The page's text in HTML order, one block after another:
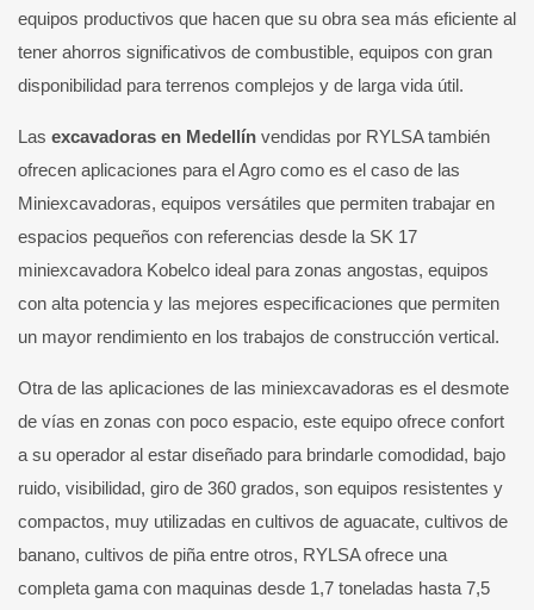
equipos productivos que hacen que su obra sea más eficiente al
tener ahorros significativos de combustible, equipos con gran
disponibilidad para terrenos complejos y de larga vida útil.
Las excavadoras en Medellín vendidas por RYLSA también
ofrecen aplicaciones para el Agro como es el caso de las
Miniexcavadoras, equipos versátiles que permiten trabajar en
espacios pequeños con referencias desde la SK 17
miniexcavadora Kobelco ideal para zonas angostas, equipos
con alta potencia y las mejores especificaciones que permiten
un mayor rendimiento en los trabajos de construcción vertical.
Otra de las aplicaciones de las miniexcavadoras es el desmote
de vías en zonas con poco espacio, este equipo ofrece confort
a su operador al estar diseñado para brindarle comodidad, bajo
ruido, visibilidad, giro de 360 grados, son equipos resistentes y
compactos, muy utilizadas en cultivos de aguacate, cultivos de
banano, cultivos de piña entre otros, RYLSA ofrece una
completa gama con maquinas desde 1,7 toneladas hasta 7,5